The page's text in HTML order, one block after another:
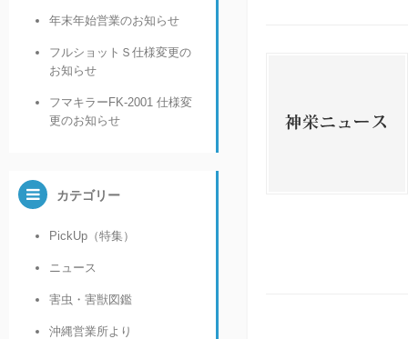
年末年始営業のお知らせ
フルショットＳ仕様変更の
お知らせ
フマキラーFK-2001 仕様変
更のお知らせ
カテゴリー
PickUp（特集）
ニュース
害虫・害獣図鑑
沖縄営業所より